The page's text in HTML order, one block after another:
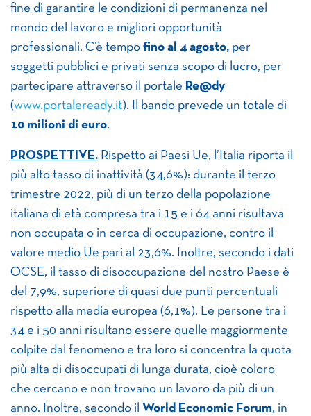
fine di garantire le condizioni di permanenza nel
mondo del lavoro e migliori opportunità
professionali. C’è tempo fino al 4 agosto, per
soggetti pubblici e privati senza scopo di lucro, per
partecipare attraverso il portale Re@dy
(www.portaleready.it). Il bando prevede un totale di
10 milioni di euro.
PROSPETTIVE. Rispetto ai Paesi Ue, l’Italia riporta il
più alto tasso di inattività (34,6%): durante il terzo
trimestre 2022, più di un terzo della popolazione
italiana di età compresa tra i 15 e i 64 anni risultava
non occupata o in cerca di occupazione, contro il
valore medio Ue pari al 23,6%. Inoltre, secondo i dati
OCSE, il tasso di disoccupazione del nostro Paese è
del 7,9%, superiore di quasi due punti percentuali
rispetto alla media europea (6,1%). Le persone tra i
34 e i 50 anni risultano essere quelle maggiormente
colpite dal fenomeno e tra loro si concentra la quota
più alta di disoccupati di lunga durata, cioè coloro
che cercano e non trovano un lavoro da più di un
anno. Inoltre, secondo il World Economic Forum, in